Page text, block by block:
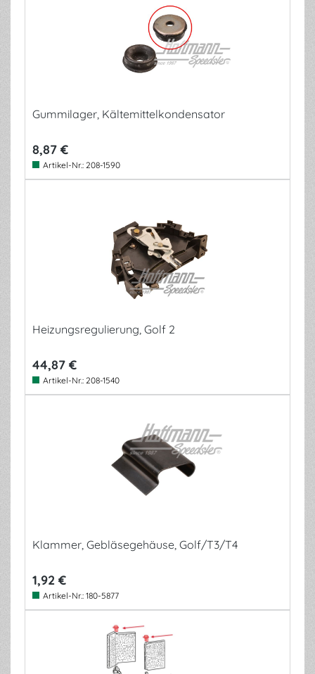
Gummilager, Kältemittelkondensator
8,87 €
Artikel-Nr.: 208-1590
Heizungsregulierung, Golf 2
44,87 €
Artikel-Nr.: 208-1540
Klammer, Gebläsegehäuse, Golf/T3/T4
1,92 €
Artikel-Nr.: 180-5877